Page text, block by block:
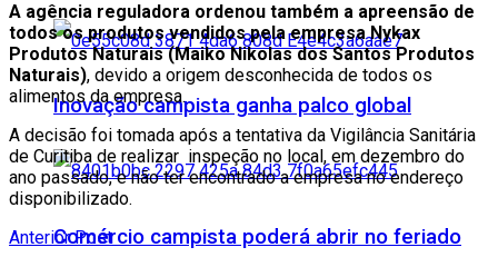
Inovação campista ganha palco global
Comércio campista poderá abrir no feriado
A agência reguladora ordenou também a apreensão de
todos os produtos vendidos pela empresa Nykax
Produtos Naturais (Maiko Nikolas dos Santos Produtos
Naturais), devido a origem desconhecida de todos os
alimentos da empresa.
A decisão foi tomada após a tentativa da Vigilância Sanitária
de Curitiba de realizar inspeção no local, em dezembro do
ano passado, e não ter encontrado a empresa no endereço
disponibilizado.
Anterior Post